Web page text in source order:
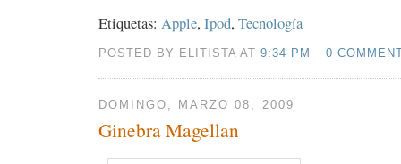
Etiquetas: Apple, Ipod, Tecnología
POSTED BY ELITISTA AT9:34 PM 0
DOMINGO, MARZO 08, 2009
Ginebra Magellan